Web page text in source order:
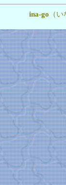
ina-go （